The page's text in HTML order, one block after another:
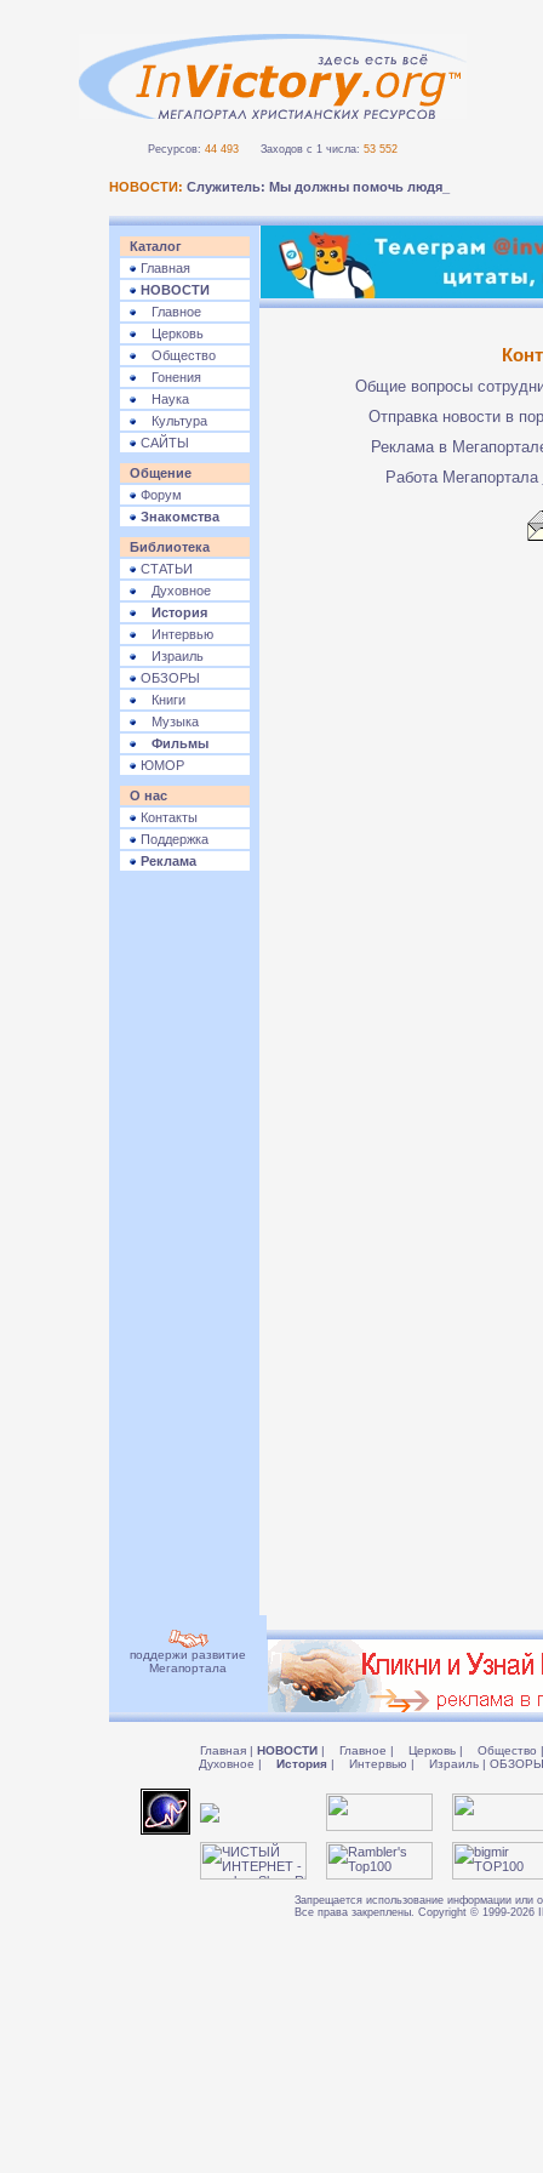
Ресурсов: 44 493 Заходов с 1 числа: 53 552
НОВОСТИ: Служитель: Мы должны помочь людям безо_
Каталог
Главная
НОВОСТИ
Главное
Церковь
Общество
Гонения
Наука
Культура
САЙТЫ
Общение
Форум
Знакомства
Библиотека
СТАТЬИ
Духовное
История
Интервью
Израиль
ОБЗОРЫ
Книги
Музыка
Фильмы
ЮМОР
О нас
Контакты
Поддержка
Реклама
Общие вопросы
Отправка новости в
Реклама в
Работа Мегапортала
поддержи развитие
Мегапортала
Главная | НОВОСТИ | Главное | Церковь | Общество |
Духовное | История | Интервью | Израиль |
Запрещается использование информации или
Все права закреплены. Copyright © 1999-